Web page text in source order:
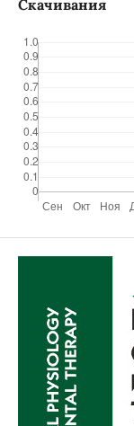
Скачивания